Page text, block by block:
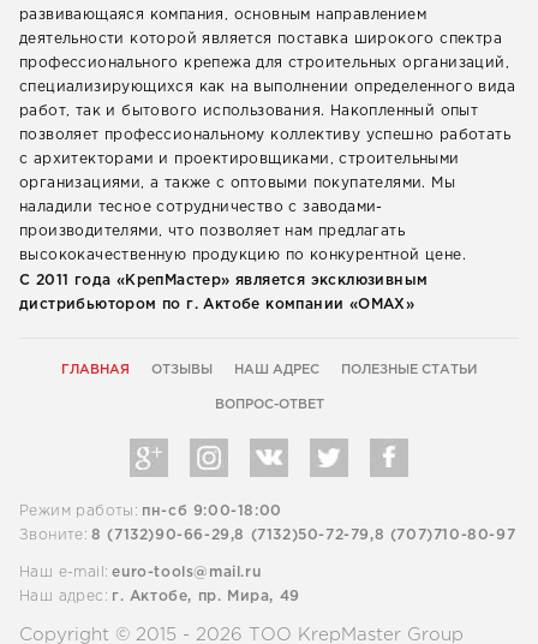
развивающаяся компания, основным направлением
деятельности которой является поставка широкого спектра
профессионального крепежа для строительных организаций,
специализирующихся как на выполнении определенного вида
работ, так и бытового использования. Накопленный опыт
позволяет профессиональному коллективу успешно работать
с архитекторами и проектировщиками, строительными
организациями, а также с оптовыми покупателями. Мы
наладили тесное сотрудничество с заводами-
производителями, что позволяет нам предлагать
высококачественную продукцию по конкурентной цене.
С 2011 года «КрепМастер» является эксклюзивным
дистрибьютором по г. Актобе компании «ОМАХ»
ГЛАВНАЯ ОТЗЫВЫ НАШ АДРЕС ПОЛЕЗНЫЕ СТАТЬИ
ВОПРОС-ОТВЕТ
Режим работы: пн-сб 9:00-18:00
Наш e-mail: euro-tools@mail.ru
Звоните: 8 (7132)90-66-29,8 (7132)50-72-79,8 (707)710-80-97
Наш адрес: г. Актобе, пр. Мира, 49
Copyright © 2015 - 2026 ТОО KrepMaster Group